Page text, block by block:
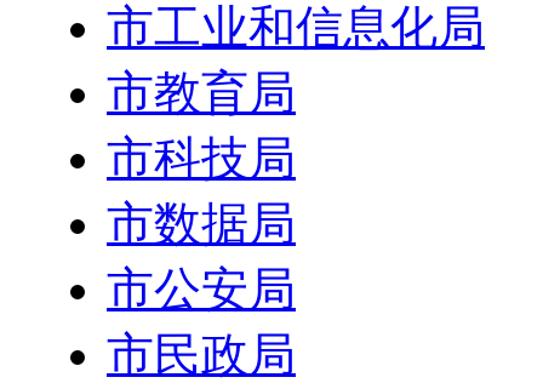
市工业和信息化局
市教育局
市科技局
市数据局
市公安局
市民政局